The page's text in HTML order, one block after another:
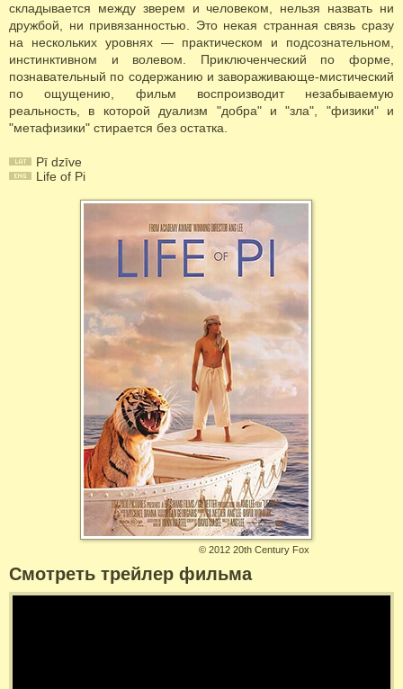
складывается между зверем и человеком, нельзя назвать ни
дружбой, ни привязанностью. Это некая странная связь сразу
на нескольких уровнях — практическом и подсознательном,
инстинктивном и волевом. Приключенческий по форме,
познавательный по содержанию и завораживающе-мистический
по ощущению, фильм воспроизводит незабываемую
реальность, в которой дуализм "добра" и "зла", "физики" и
"метафизики" стирается без остатка.
Pī dzīve
Life of Pi
© 2012 20th Century Fox
Смотреть трейлер фильма